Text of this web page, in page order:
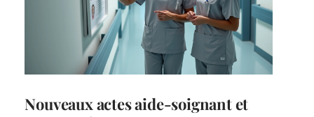
Nouveaux actes aide-soignant et